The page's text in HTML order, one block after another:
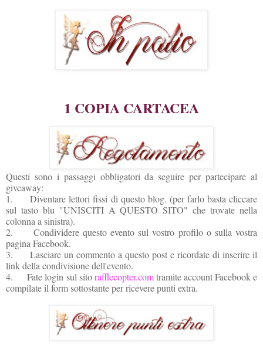
1 COPIA CARTACEA
Questi sono i passaggi obbligatori da seguire per partecipare al
giveaway:
1. Diventare lettori fissi di questo blog. (per farlo basta cliccare
sul tasto blu "UNISCITI A QUESTO SITO" che trovate nella
colonna a sinistra).
2. Condividere questo evento sul vostro profilo o sulla vostra
pagina Facebook.
3. Lasciare un commento a questo post e ricordate di inserire il
link della condivisione dell'evento.
4. Fate login sul sitorafflecopter.comtramite account Facebook e
compilate il form sottostante per ricevere punti extra.